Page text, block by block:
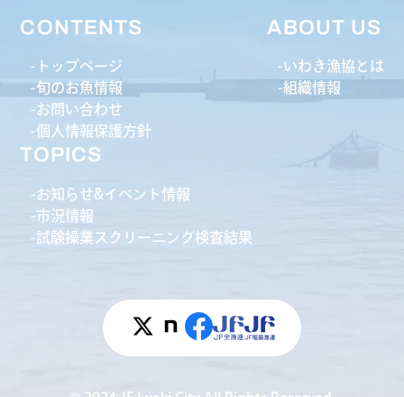
CONTENTS
トップページ
旬のお魚情報
お問い合わせ
個人情報保護方針
ABOUT US
いわき漁協とは
組織情報
TOPICS
お知らせ&イベント情報
市況情報
試験操業スクリーニング検査結果